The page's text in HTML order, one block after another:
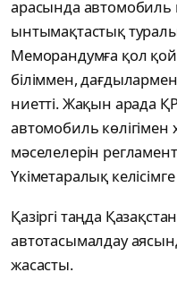
арасында автомобиль
ынтымақтастық туралы
Меморандумға қол
біліммен,
ниетті. Жақын арада
автомобиль
мәселелерін
Үкіметаралық
Қазіргі таңда
автотасымалдау
жасасты.